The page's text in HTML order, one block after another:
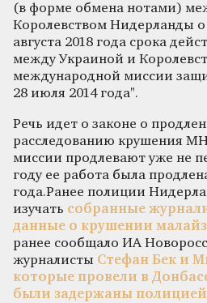
(в форме обмена нотами)
Королевством Нидерланды
августа 2018 года срока
между Украиной и
международной миссии
28 июля 2014 года".
Речь идет о законе о
расследованию крушения
миссии продлевают уже не
году ее работа была
года.Ранее полиции
изучать собранные
данные о крушении
ранее сообщало ИА
журналисты Стефан Бек и
которые провели в
были задержаны